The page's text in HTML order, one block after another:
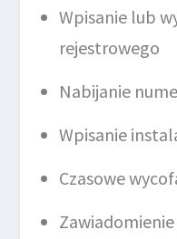
Wpisanie lub
rejestrowego
Nabijanie
Wpisanie
Czasowe